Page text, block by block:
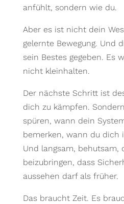
anfühlt, sondern wie du.
Aber es ist nicht dein
gelernte Bewegung. Und
sein Bestes gegeben. Es
nicht kleinhalten.
Der nächste Schritt ist
dich zu kämpfen.
spüren, wann dein
bemerken, wann du dich
Und langsam, behutsam,
beizubringen, dass
aussehen darf als früher.
Das braucht Zeit. Es